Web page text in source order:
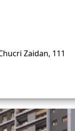
Zaidan, 111